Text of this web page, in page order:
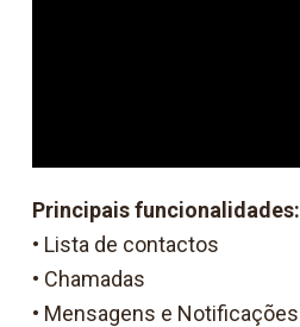
Principais funcionalidades:
• Lista de contactos
• Chamadas
• Mensagens e Notificações